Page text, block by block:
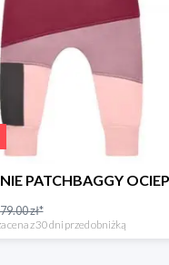
79.00 zł*
cena z 30 dni przed obniżką